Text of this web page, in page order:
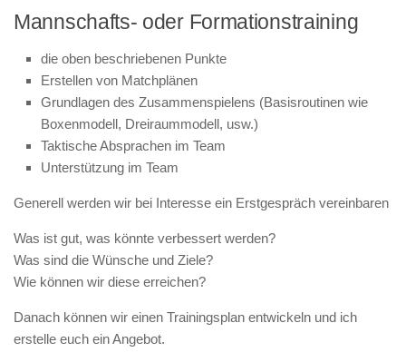
Mannschafts- oder Formationstraining
die oben beschriebenen Punkte
Erstellen von Matchplänen
Grundlagen des Zusammenspielens (Basisroutinen wie
Boxenmodell, Dreiraummodell, usw.)
Taktische Absprachen im Team
Unterstützung im Team
Generell werden wir bei Interesse ein Erstgespräch vereinbaren
Was ist gut, was könnte verbessert werden?
Was sind die Wünsche und Ziele?
Wie können wir diese erreichen?
Danach können wir einen Trainingsplan entwickeln und ich
erstelle euch ein Angebot.